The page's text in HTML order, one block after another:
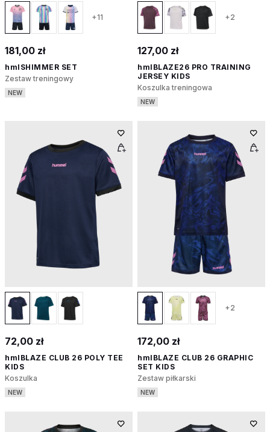
+11
181,00 zł
hmlSHIMMER SET
Zestaw treningowy
NEW
+2
127,00 zł
hmlBLAZE26 PRO TRAINING
JERSEY KIDS
Koszulka treningowa
NEW
72,00 zł
hmlBLAZE CLUB 26 POLY TEE
KIDS
Koszulka
NEW
+2
172,00 zł
hmlBLAZE CLUB 26 GRAPHIC
SET KIDS
Zestaw piłkarski
NEW